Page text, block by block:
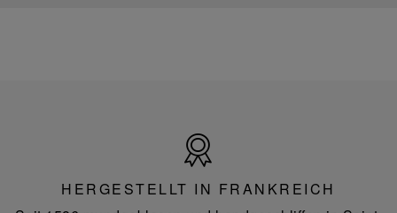
Frankreich
HERGESTELLT IN FRANKREICH